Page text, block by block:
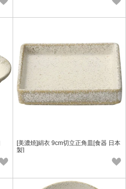
[美濃焼]絹衣 9cm切立正角皿[食器 日本
製]